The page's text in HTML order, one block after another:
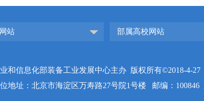
站 部属高校网站
和信息化部装备工业发展中心主办 版权所有©2018-4-27
地址：北京市海淀区万寿路27号院1号楼 邮编：100846